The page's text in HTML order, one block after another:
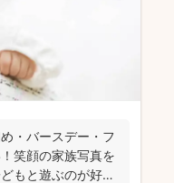
・バースデー・フ
笑顔の家族写真を
もと遊ぶのが好き